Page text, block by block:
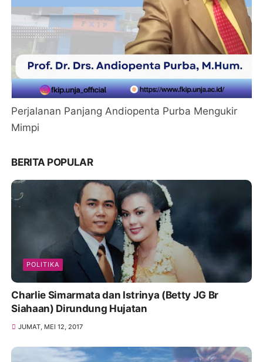
Perjalanan Panjang Andiopenta Purba Mengukir
Mimpi
BERITA POPULAR
POLITIKA
Charlie Simarmata dan Istrinya (Betty JG Br
Siahaan) Dirundung Hujatan
JUMAT, MEI 12, 2017